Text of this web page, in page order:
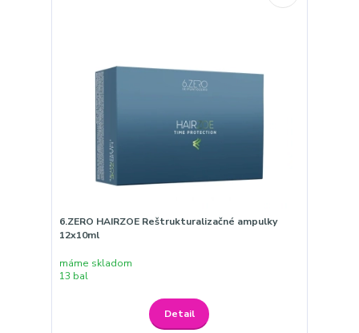
6.ZERO HAIRZOE Reštrukturalizačné ampulky
12x10ml
máme skladom
13 bal
Detail